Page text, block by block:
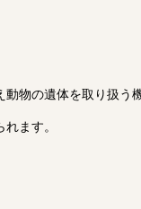
物の遺体を取り扱う
ます。